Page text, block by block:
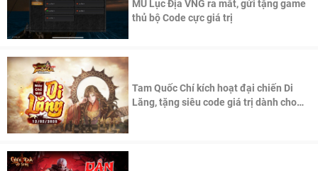
MU Lục Địa VNG ra mắt, gửi tặng game
thủ bộ Code cực giá trị
Tam Quốc Chí kích hoạt đại chiến Di
Lăng, tặng siêu code giá trị dành cho